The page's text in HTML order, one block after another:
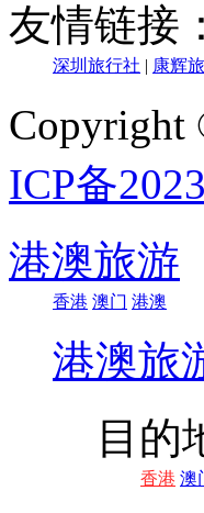
友情链接：
深圳旅行社 | 康辉
Copyright
ICP备
港澳旅游
香港 澳门 港澳
港澳旅
目的
香港 澳